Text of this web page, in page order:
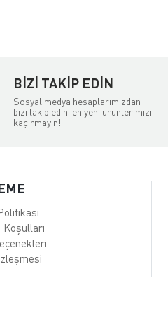
BIZI TAKIP EDIN
Sosyal medya hesaplarımızdan
bizi takip edin, en yeni ürünlerimizi
kaçırmayın!
Koşulları